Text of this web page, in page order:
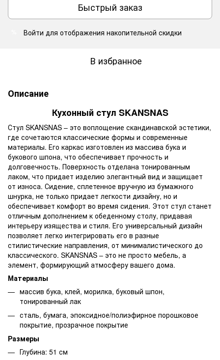
Быстрый заказ
Войти для отображения накопительной скидки
В избранное
Описание
Кухонный стул SKANSNAS
Стул SKANSNAS – это воплощение скандинавской эстетики,
где сочетаются классические формы и современные
материалы. Его каркас изготовлен из массива бука и
букового шпона, что обеспечивает прочность и
долговечность. Поверхность отделана тонированным
лаком, что придает изделию элегантный вид и защищает
от износа. Сидение, сплетенное вручную из бумажного
шнурка, не только придает легкости дизайну, но и
обеспечивает комфорт во время сидения. Этот стул станет
отличным дополнением к обеденному столу, придавая
интерьеру изящества и стиля. Его универсальный дизайн
позволяет легко интегрировать его в разные
стилистические направления, от минималистического до
классического. SKANSNAS – это не просто мебель, а
элемент, формирующий атмосферу вашего дома.
Материалы
массив бука, клей, морилка, буковый шпон,
тонированный лак
сталь, бумага, эпоксидное/полиэфирное порошковое
покрытие, прозрачное покрытие
Размеры
Глубина: 51 см